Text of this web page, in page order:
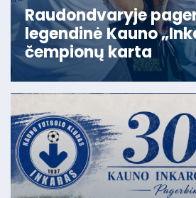
Raudondvaryje
legendinė Kauno
čempionų karta